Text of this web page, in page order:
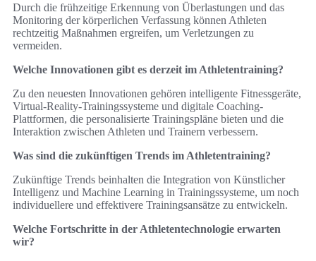
Durch die frühzeitige Erkennung von Überlastungen und das
Monitoring der körperlichen Verfassung können Athleten
rechtzeitig Maßnahmen ergreifen, um Verletzungen zu
vermeiden.
Welche Innovationen gibt es derzeit im Athletentraining?
Zu den neuesten Innovationen gehören intelligente Fitnessgeräte,
Virtual-Reality-Trainingssysteme und digitale Coaching-
Plattformen, die personalisierte Trainingspläne bieten und die
Interaktion zwischen Athleten und Trainern verbessern.
Was sind die zukünftigen Trends im Athletentraining?
Zukünftige Trends beinhalten die Integration von Künstlicher
Intelligenz und Machine Learning in Trainingssysteme, um noch
individuellere und effektivere Trainingsansätze zu entwickeln.
Welche Fortschritte in der Athletentechnologie erwarten
wir?